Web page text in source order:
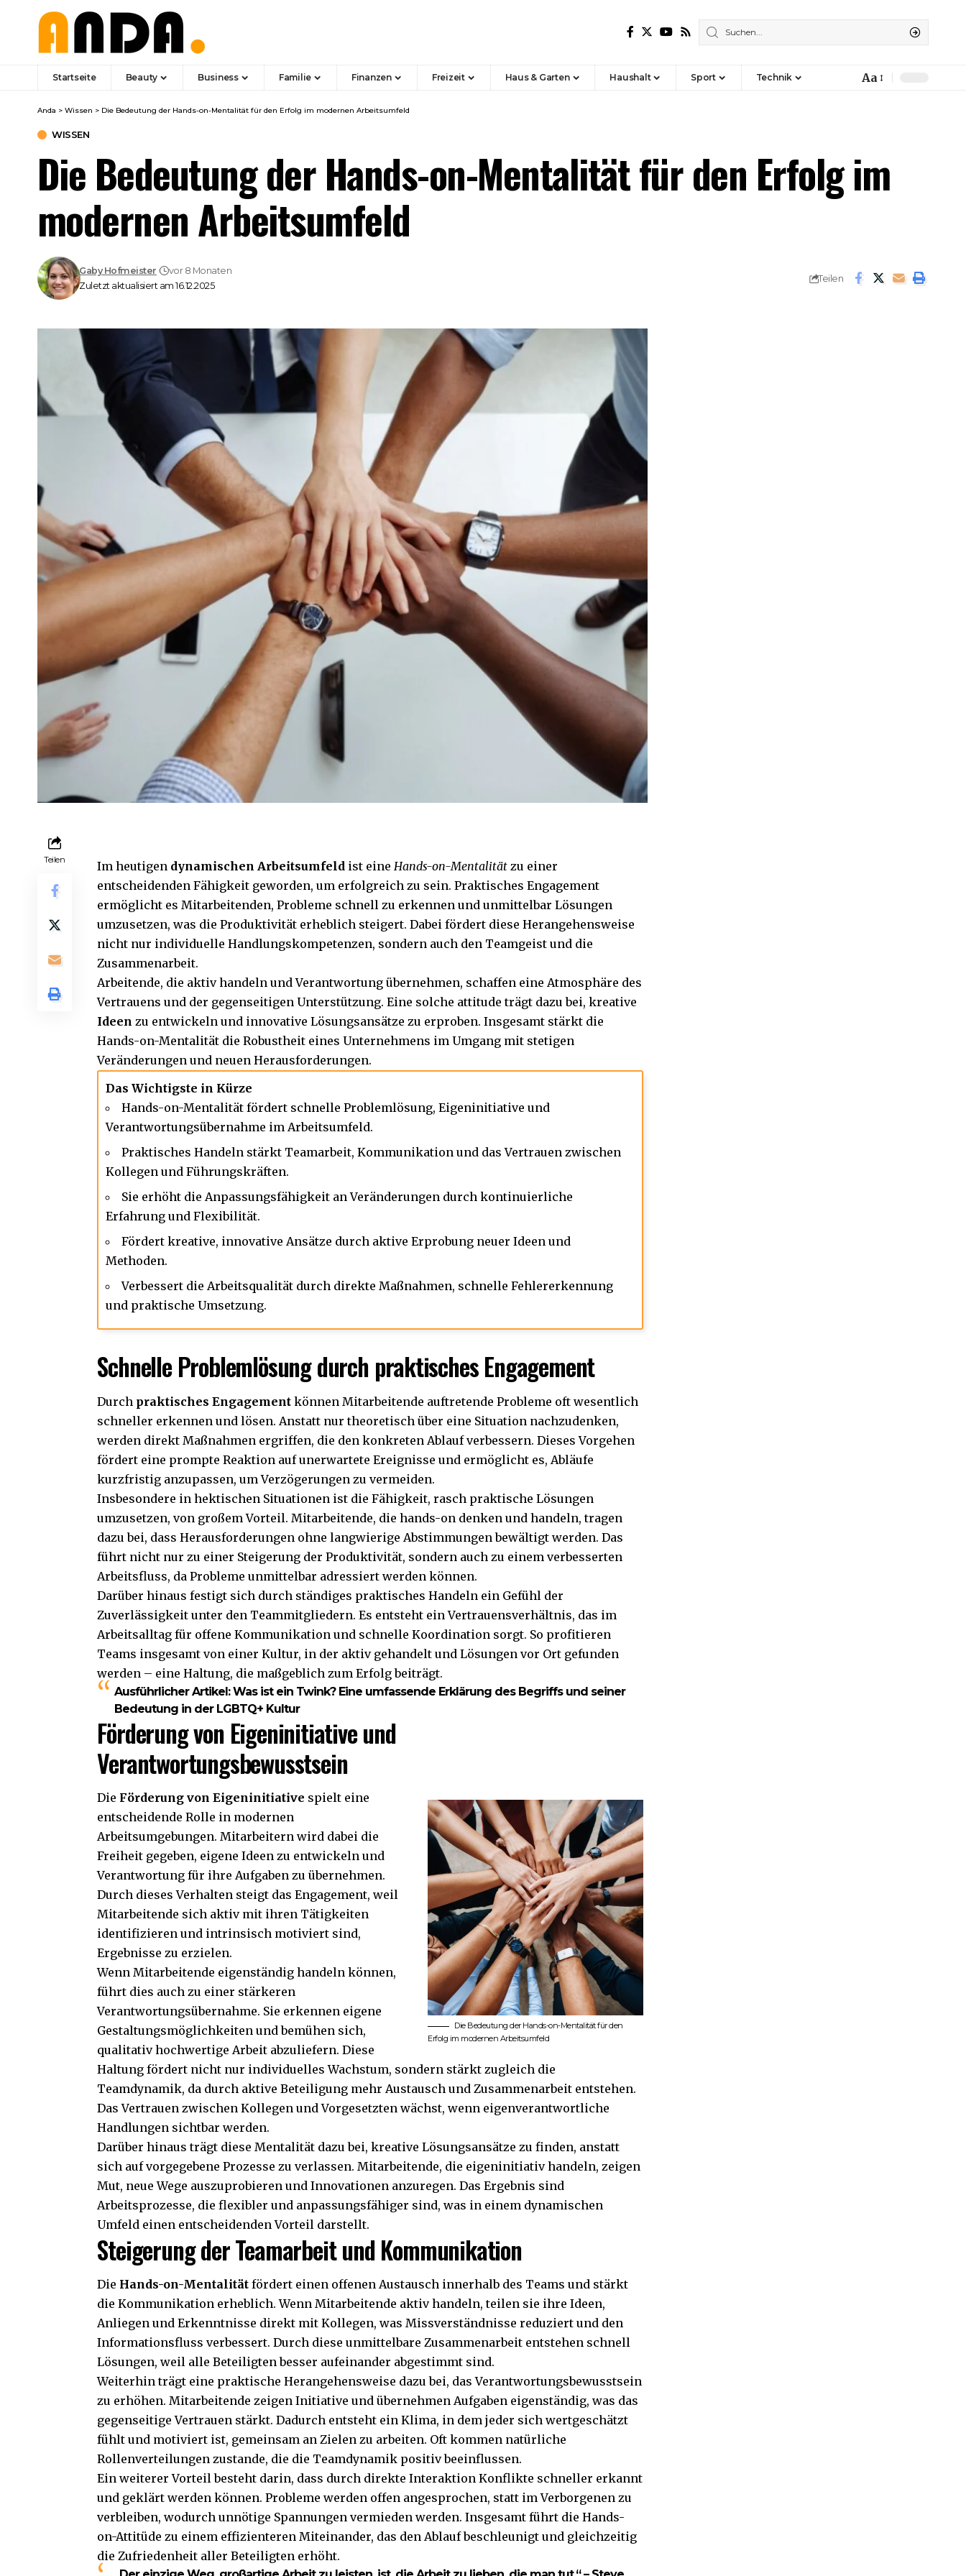
Startseite Beauty Business Familie Finanzen Freizeit Haus & Garten Haushalt Sport Technik
Font
Aa
Anda > Wissen > Die Bedeutung der Hands-on-Mentalität für den Erfolg im modernen Arbeitsumfeld
WISSEN
Die Bedeutung der Hands-on-Mentalität für den Erfolg im
modernen Arbeitsumfeld
Zuletzt aktualisiert am 16.12.2025
Gaby Hofmeister vor 8 Monaten
Teilen
Teilen Im heutigen dynamischen Arbeitsumfeld ist eineHands-on-Mentalität zu einer
entscheidenden Fähigkeit geworden, um erfolgreich zu sein. Praktisches Engagement
ermöglicht es Mitarbeitenden, Probleme schnell zu erkennen und unmittelbar Lösungen
umzusetzen, was die Produktivität erheblich steigert. Dabei fördert diese Herangehensweise
nicht nur individuelle Handlungskompetenzen, sondern auch den Teamgeist und die
Zusammenarbeit.
Arbeitende, die aktiv handeln und Verantwortung übernehmen, schaffen eine Atmosphäre des
Vertrauens und der gegenseitigen Unterstützung. Eine solche attitude trägt dazu bei, kreative
Ideen zu entwickeln und innovative Lösungsansätze zu erproben. Insgesamt stärkt die
Hands-on-Mentalität die Robustheit eines Unternehmens im Umgang mit stetigen
Veränderungen und neuen Herausforderungen.
Das Wichtigste in Kürze
Hands-on-Mentalität fördert schnelle Problemlösung, Eigeninitiative und
Verantwortungsübernahme im Arbeitsumfeld.
Praktisches Handeln stärkt Teamarbeit, Kommunikation und das Vertrauen zwischen
Kollegen und Führungskräften.
Sie erhöht die Anpassungsfähigkeit an Veränderungen durch kontinuierliche
Erfahrung und Flexibilität.
Fördert kreative, innovative Ansätze durch aktive Erprobung neuer Ideen und
Methoden.
Verbessert die Arbeitsqualität durch direkte Maßnahmen, schnelle Fehlererkennung
und praktische Umsetzung.
Schnelle Problemlösung durch praktisches Engagement
Durch praktisches Engagement können Mitarbeitende auftretende Probleme oft wesentlich
schneller erkennen und lösen. Anstatt nur theoretisch über eine Situation nachzudenken,
werden direkt Maßnahmen ergriffen, die den konkreten Ablauf verbessern. Dieses Vorgehen
fördert eine prompte Reaktion auf unerwartete Ereignisse und ermöglicht es, Abläufe
kurzfristig anzupassen, um Verzögerungen zu vermeiden.
Insbesondere in hektischen Situationen ist die Fähigkeit, rasch praktische Lösungen
umzusetzen, von großem Vorteil. Mitarbeitende, die hands-on denken und handeln, tragen
dazu bei, dass Herausforderungen ohne langwierige Abstimmungen bewältigt werden. Das
führt nicht nur zu einer Steigerung der Produktivität, sondern auch zu einem verbesserten
Arbeitsfluss, da Probleme unmittelbar adressiert werden können.
Darüber hinaus festigt sich durch ständiges praktisches Handeln ein Gefühl der
Zuverlässigkeit unter den Teammitgliedern. Es entsteht ein Vertrauensverhältnis, das im
Arbeitsalltag für offene Kommunikation und schnelle Koordination sorgt. So profitieren
Teams insgesamt von einer Kultur, in der aktiv gehandelt und Lösungen vor Ort gefunden
werden – eine Haltung, die maßgeblich zum Erfolg beiträgt.
Ausführlicher Artikel:Was ist ein Twink? Eine umfassende Erklärung des Begriffs und seiner
Bedeutung in der LGBTQ+ Kultur
Förderung von Eigeninitiative und
Verantwortungsbewusstsein
Die Bedeutung der Hands-on-Mentalität für den
Erfolg im modernen Arbeitsumfeld
Die Förderung von Eigeninitiative spielt eine
entscheidende Rolle in modernen
Arbeitsumgebungen. Mitarbeitern wird dabei die
Freiheit gegeben, eigene Ideen zu entwickeln und
Verantwortung für ihre Aufgaben zu übernehmen.
Durch dieses Verhalten steigt das Engagement, weil
Mitarbeitende sich aktiv mit ihren Tätigkeiten
identifizieren und intrinsisch motiviert sind,
Ergebnisse zu erzielen.
Wenn Mitarbeitende eigenständig handeln können,
führt dies auch zu einer stärkeren
Verantwortungsübernahme. Sie erkennen eigene
Gestaltungsmöglichkeiten und bemühen sich,
qualitativ hochwertige Arbeit abzuliefern. Diese
Haltung fördert nicht nur individuelles Wachstum, sondern stärkt zugleich die
Teamdynamik, da durch aktive Beteiligung mehr Austausch und Zusammenarbeit entstehen.
Das Vertrauen zwischen Kollegen und Vorgesetzten wächst, wenn eigenverantwortliche
Handlungen sichtbar werden.
Darüber hinaus trägt diese Mentalität dazu bei, kreative Lösungsansätze zu finden, anstatt
sich auf vorgegebene Prozesse zu verlassen. Mitarbeitende, die eigeninitiativ handeln, zeigen
Mut, neue Wege auszuprobieren und Innovationen anzuregen. Das Ergebnis sind
Arbeitsprozesse, die flexibler und anpassungsfähiger sind, was in einem dynamischen
Umfeld einen entscheidenden Vorteil darstellt.
Steigerung der Teamarbeit und Kommunikation
Die Hands-on-Mentalität fördert einen offenen Austausch innerhalb des Teams und stärkt
die Kommunikation erheblich. Wenn Mitarbeitende aktiv handeln, teilen sie ihre Ideen,
Anliegen und Erkenntnisse direkt mit Kollegen, was Missverständnisse reduziert und den
Informationsfluss verbessert. Durch diese unmittelbare Zusammenarbeit entstehen schnell
Lösungen, weil alle Beteiligten besser aufeinander abgestimmt sind.
Weiterhin trägt eine praktische Herangehensweise dazu bei, das Verantwortungsbewusstsein
zu erhöhen. Mitarbeitende zeigen Initiative und übernehmen Aufgaben eigenständig, was das
gegenseitige Vertrauen stärkt. Dadurch entsteht ein Klima, in dem jeder sich wertgeschätzt
fühlt und motiviert ist, gemeinsam an Zielen zu arbeiten. Oft kommen natürliche
Rollenverteilungen zustande, die die Teamdynamik positiv beeinflussen.
Ein weiterer Vorteil besteht darin, dass durch direkte Interaktion Konflikte schneller erkannt
und geklärt werden können. Probleme werden offen angesprochen, statt im Verborgenen zu
verbleiben, wodurch unnötige Spannungen vermieden werden. Insgesamt führt die Hands-
on-Attitüde zu einem effizienteren Miteinander, das den Ablauf beschleunigt und gleichzeitig
die Zufriedenheit aller Beteiligten erhöht.